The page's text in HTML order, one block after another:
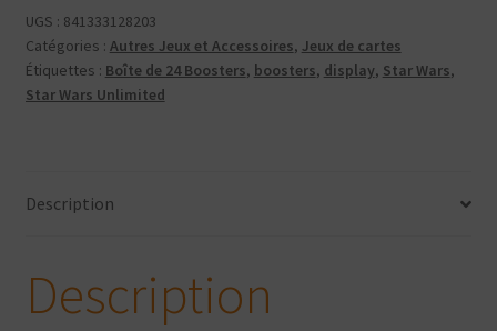
Crépuscule
de
la
République
24
Version
Française
UGS : 841333128203
Catégories : Autres Jeux et Accessoires, Jeux de cartes
Étiquettes : Boîte de 24 Boosters, boosters, display, Star Wars,
Star Wars Unlimited
Description
Description